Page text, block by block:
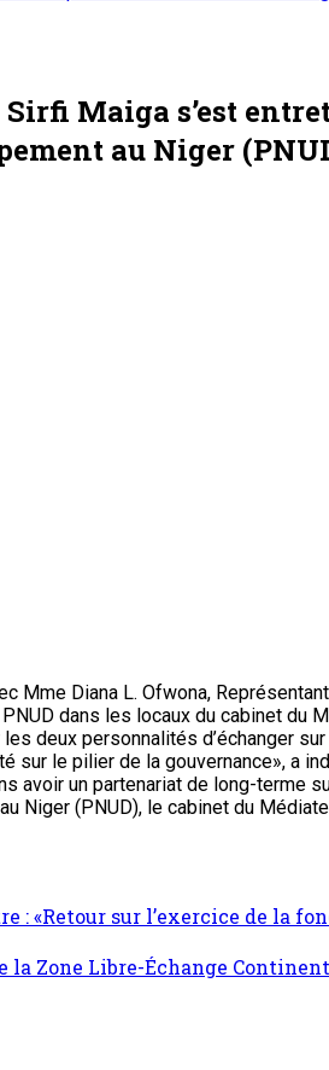
Maiga s’est
au Niger
dans les locaux du cabinet du
deux personnalités d’échanger
sur le pilier de la gouvernance», a
un partenariat de long-terme
(PNUD), le cabinet du
Zone Libre-Échange